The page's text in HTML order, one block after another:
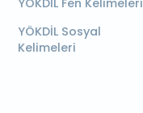
YÖKDİL Fen Kelimeleri
YÖKDİL Sosyal
Kelimeleri